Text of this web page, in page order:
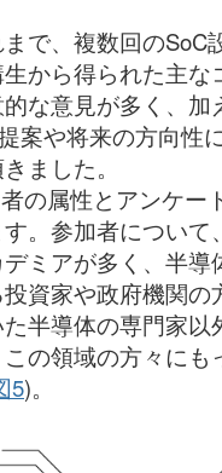
で、複数回のSoC
から得られた主な
な意見が多く、加
案や将来の方向性
ました。
の属性とアンケー
。参加者について
ミアが多く、半導
資家や政府機関の
半導体の専門家以
の領域の方々にも
5)。